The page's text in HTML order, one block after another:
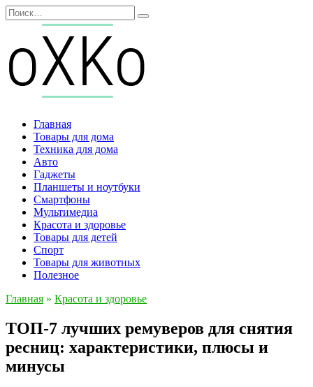
Перейти
к
содержанию
Search
for:
Главная
Товары для дома
Техника для дома
Авто
Гаджеты
Планшеты и ноутбуки
Смартфоны
Мультимедиа
Красота и здоровье
Товары для детей
Спорт
Товары для животных
Полезное
Главная » Красота и здоровье
ТОП-7 лучших ремуверов для снятия
ресниц: характеристики, плюсы и
минусы